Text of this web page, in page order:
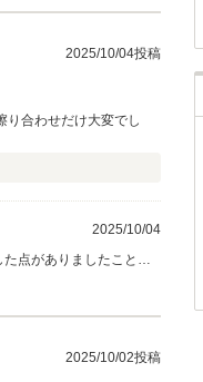
2025/10/04投稿
り合わせだけ大変でし
2025/10/04
点がありましたこと、
2025/10/02投稿